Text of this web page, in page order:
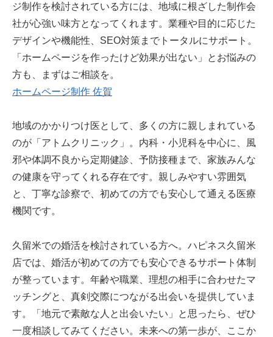
ジ制作を検討されている方には、地域に根ざした制作会
社が心強い味方となってくれます。業種や目的に応じた
デザインや機能性、SEO対策までトータルにサポート。
「ホームページを作ったけど効果が出ない」とお悩みの
方も、まずはご相談を。
ホームページ制作 佐賀
地域のかかりつけ医として、多くの方に親しまれている
のが「アトムクリニック」。内科・小児科を中心に、風
邪や体調不良から定期健診、予防接種まで、家族みんな
の健康を守ってくれる存在です。親しみやすい雰囲気
と、丁寧な診察で、初めての方でも安心して通える医療
機関です。
久留米での婚活を検討されている方へ。ハピネス久留米
店では、婚活が初めての方でも安心できるサポート体制
が整っています。年齢や職業、理想の相手に合わせたマ
ッチングと、真剣交際につながる出会いを提供していま
す。「地元で素敵な人と出会いたい」と思ったら、ぜひ
一度相談してみてください。未来への第一歩が、ここか